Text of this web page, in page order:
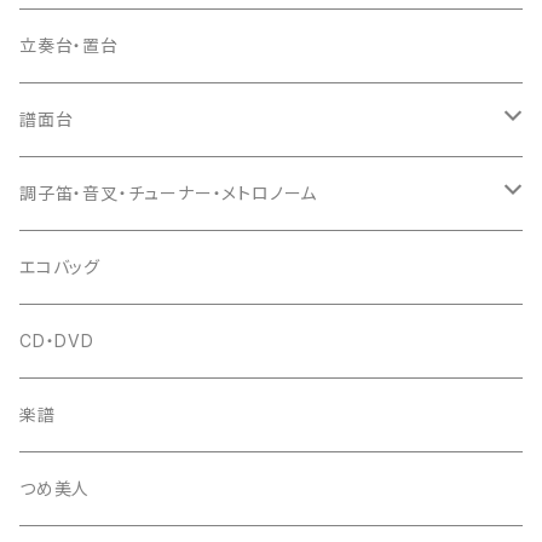
爪駒入
猫足入
爪ばさみ
箏柱
柱入
平柱入
三角柱入
琴台
13絃用琴台（低）
桐柱箱
根緒
糸
(丸三) 寿糸
はつね糸
駒
地唄駒
長唄駒
糸駒入
爪駒入
撥入
一丁撥入
撥
手拍子（チャンチャン）
当り鉦
シュモク（当り鉦バチ）
箏（本体）
三味線（本体）
立奏台・置台
譜面台
座奏用譜面台
立奏用譜面台
調子笛・音叉・チューナー・メトロノーム
調子笛・音叉
チューナー・メトロノーム
エコバッグ
CD・DVD
楽譜
つめ美人